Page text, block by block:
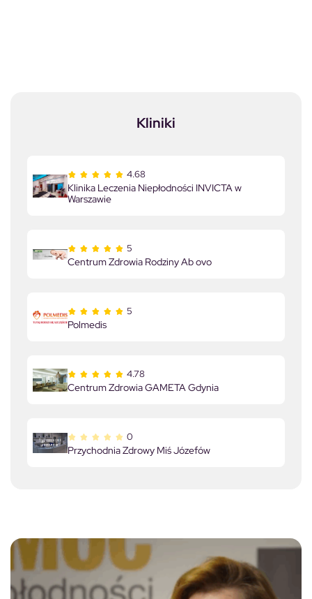
Kliniki
4.68
Klinika Leczenia Niepłodności INVICTA w
Warszawie
5
Centrum Zdrowia Rodziny Ab ovo
5
Polmedis
4.78
Centrum Zdrowia GAMETA Gdynia
0
Przychodnia Zdrowy Miś Józefów